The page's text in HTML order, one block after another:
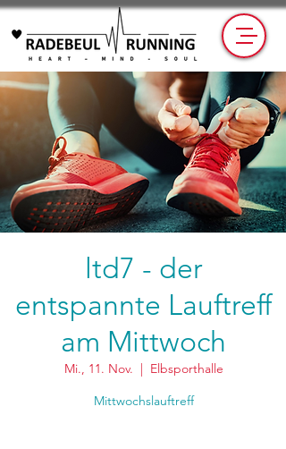
ltd7 - der
entspannte Lauftreff
am Mittwoch
Mi., 11. Nov.
  |
Elbsporthalle
Mittwochslauftreff